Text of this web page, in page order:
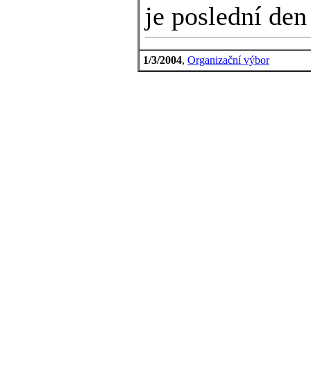
je poslední
1/3/2004, Organizační výbor